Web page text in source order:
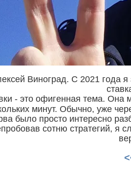
Виноград. С 2021 года
- это офигенная тема. Она
минут. Обычно, уже
было просто интересно
сотню стратегий, я